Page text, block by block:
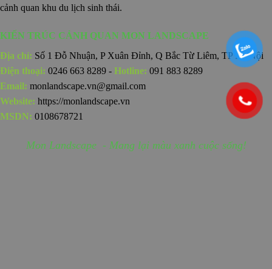
cảnh quan khu du lịch sinh thái.
KIẾN TRÚC CẢNH QUAN MON LANDSCAPE
Địa chỉ: Số 1 Đỗ Nhuận, P Xuân Đỉnh, Q Bắc Từ Liêm, TP Hà Nội
Điện thoại: 0246 663 8289 - Hotline: 091 883 8289
Email: monlandscape.vn@gmail.com
Website: https://monlandscape.vn
MSDN: 0108678721
Mon Landscape - Mang lại màu xanh cuộc sống!